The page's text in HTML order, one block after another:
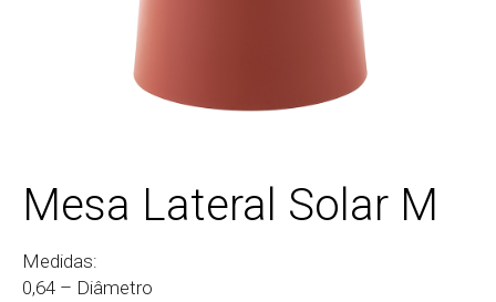
Mesa Lateral Solar M
Medidas:
0,64 – Diâmetro